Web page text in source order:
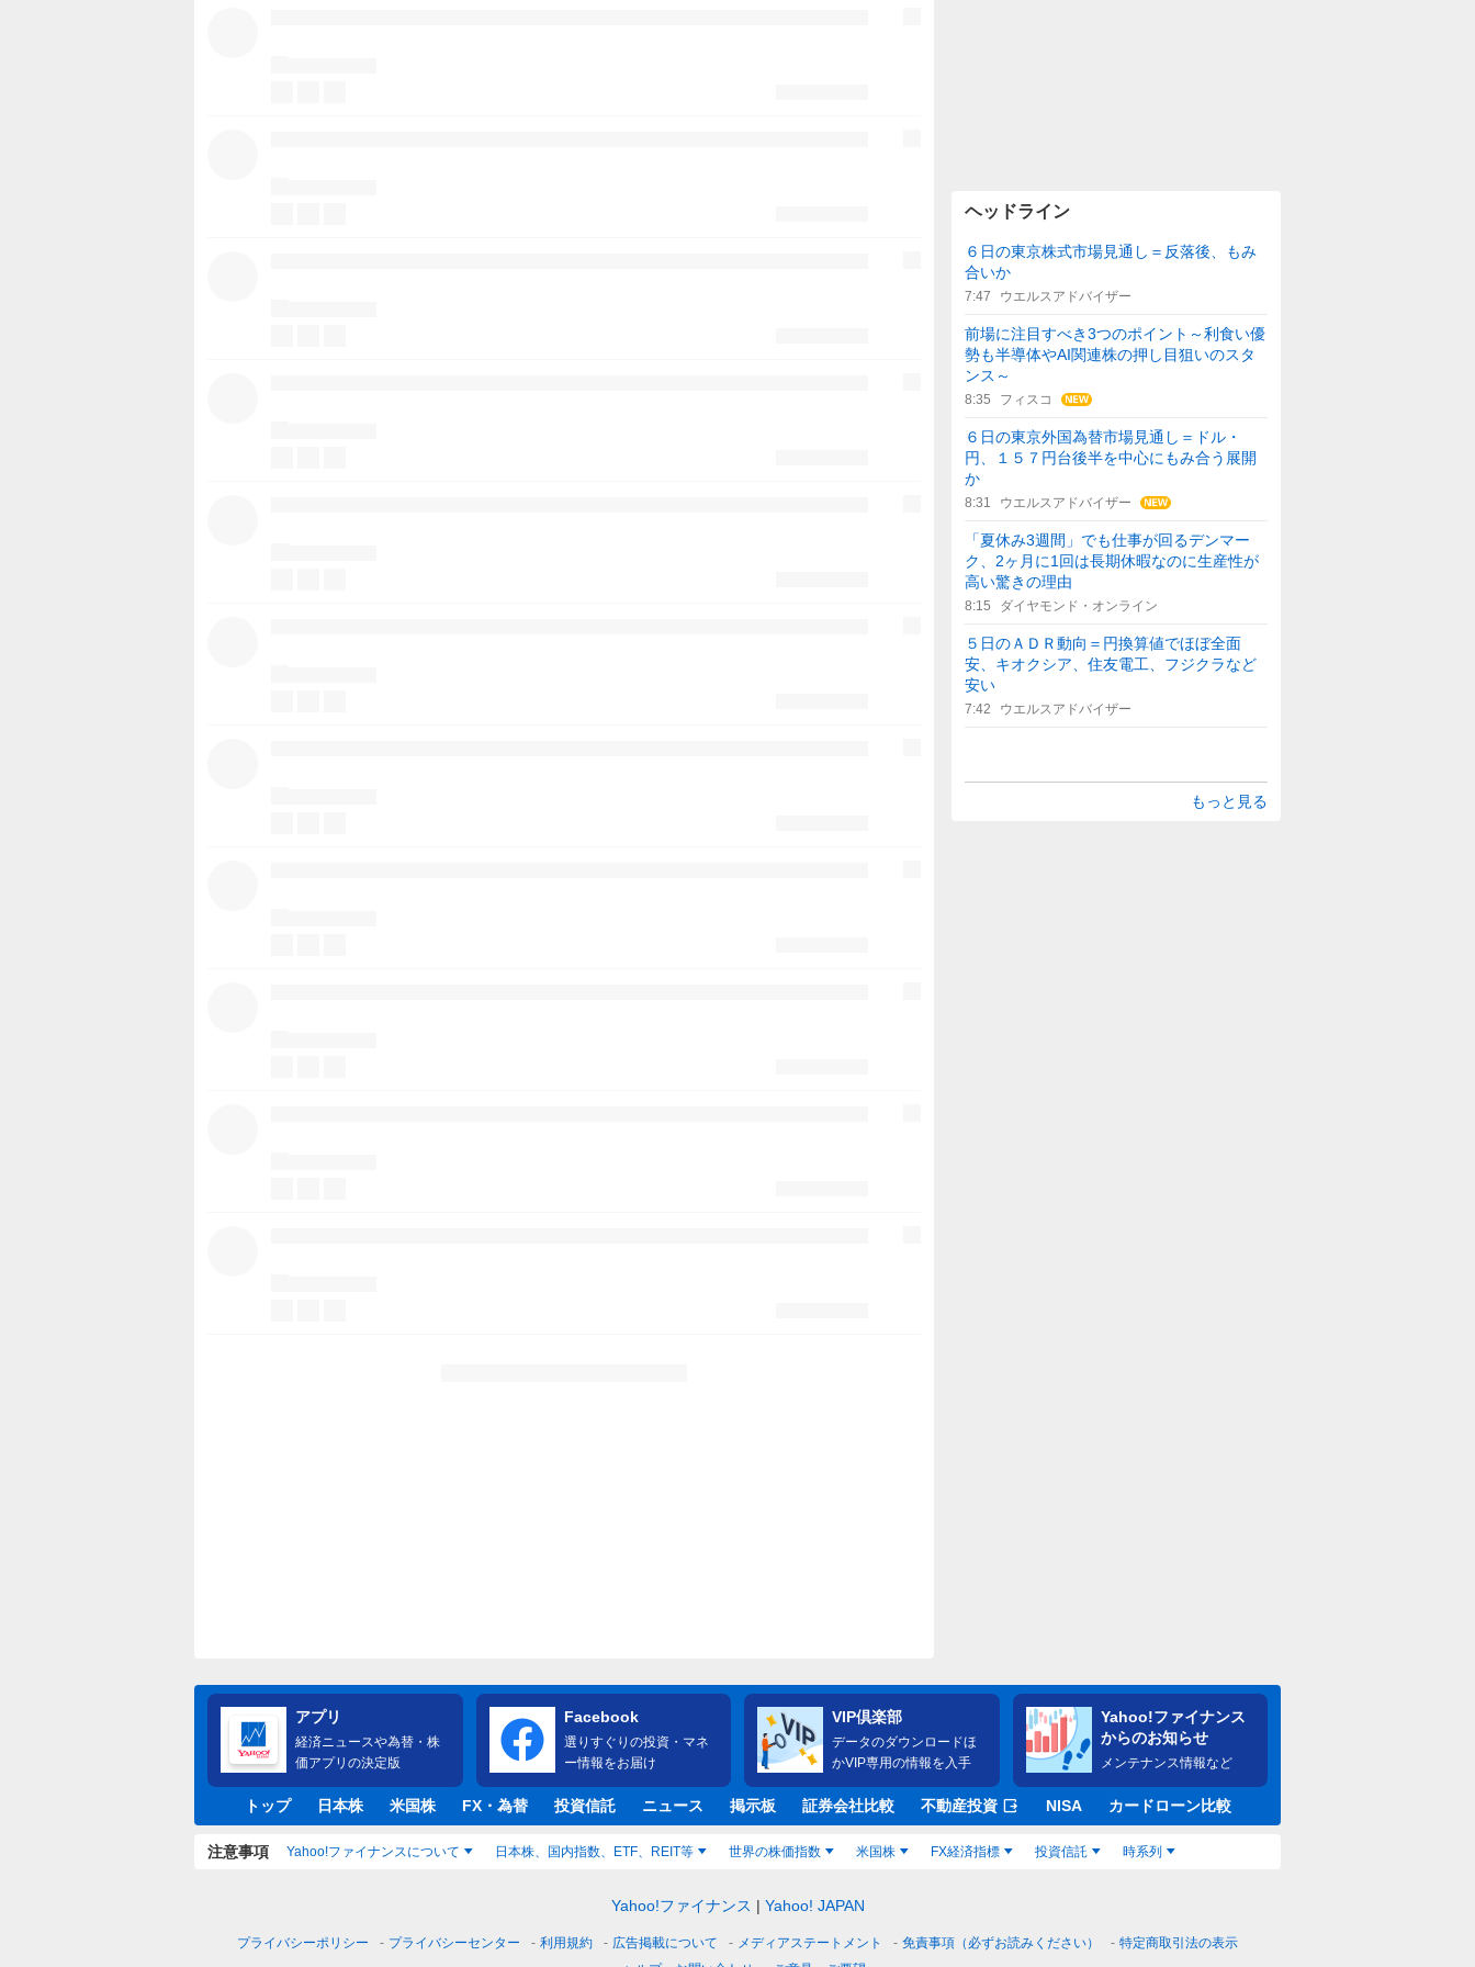
ヘッドライン
６日の東京株式市場見通し＝反落後、もみ
合いか
7:47 ウエルスアドバイザー
前場に注目すべき3つのポイント～利食い優
勢も半導体やAI関連株の押し目狙いのスタ
ンス～
8:35 フィスコ
６日の東京外国為替市場見通し＝ドル・
円、１５７円台後半を中心にもみ合う展開
か
8:31 ウエルスアドバイザー
「夏休み3週間」でも仕事が回るデンマー
ク、2ヶ月に1回は長期休暇なのに生産性が
高い驚きの理由
8:15 ダイヤモンド・オンライン
５日のＡＤＲ動向＝円換算値でほぼ全面
安、キオクシア、住友電工、フジクラなど
安い
7:42 ウエルスアドバイザー
もっと見る
アプリ
経済ニュースや為替・株
価アプリの決定版
Facebook
選りすぐりの投資・マネ
ー情報をお届け
VIP倶楽部
データのダウンロードほ
かVIP専用の情報を入手
Yahoo!ファイナンス
からのお知らせ
メンテナンス情報など
トップ 日本株 米国株 FX・為替 投資信託 ニュース 掲示板 証券会社比較 不動産投資 NISA カードローン比較
注意事項 Yahoo!ファイナンスについて 日本株、国内指数、ETF、REIT等 世界の株価指数 米国株 FX経済指標 投資信託 時系列
Yahoo!ファイナンス Yahoo! JAPAN
プライバシーポリシー プライバシーセンター 利用規約 広告掲載について メディアステートメント 免責事項（必ずお読みください）
特定商取引法の表示